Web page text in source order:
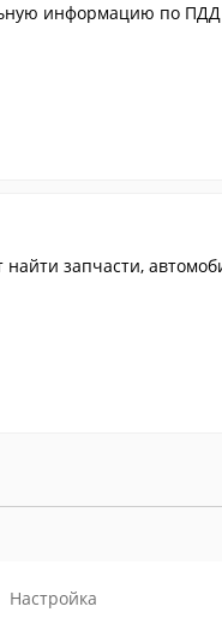
информацию по
запчасти,
Настройка